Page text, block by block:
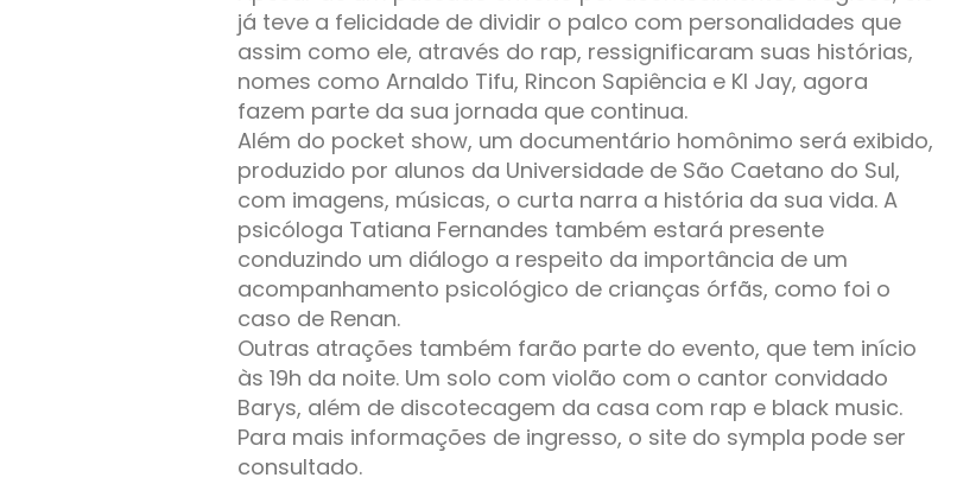
já teve a felicidade de dividir o palco com personalidades que
assim como ele, através do rap, ressignificaram suas histórias,
nomes como Arnaldo Tifu, Rincon Sapiência e Kl Jay, agora
fazem parte da sua jornada que continua.
Além do pocket show, um documentário homônimo será exibido,
produzido por alunos da Universidade de São Caetano do Sul,
com imagens, músicas, o curta narra a história da sua vida. A
psicóloga Tatiana Fernandes também estará presente
conduzindo um diálogo a respeito da importância de um
acompanhamento psicológico de crianças órfãs, como foi o
caso de Renan.
Outras atrações também farão parte do evento, que tem início
às 19h da noite. Um solo com violão com o cantor convidado
Barys, além de discotecagem da casa com rap e black music.
Para mais informações de ingresso, o site do sympla pode ser
consultado.